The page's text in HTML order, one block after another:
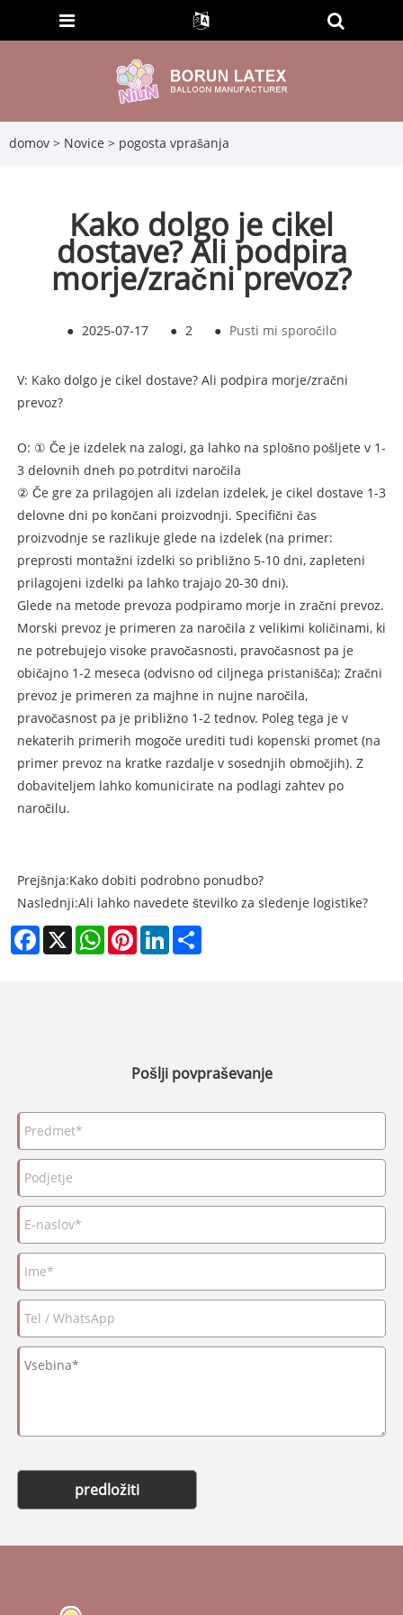
domov > Novice > pogosta vprašanja
Kako dolgo je cikel
dostave? Ali podpira
morje/zračni prevoz?
● 2025-07-17 ● 2 ● Pusti mi sporočilo
V: Kako dolgo je cikel dostave? Ali podpira morje/zračni
prevoz?
O: ① Če je izdelek na zalogi, ga lahko na splošno pošljete v 1-
3 delovnih dneh po potrditvi naročila
② Če gre za prilagojen ali izdelan izdelek, je cikel dostave 1-3
delovne dni po končani proizvodnji. Specifični čas
proizvodnje se razlikuje glede na izdelek (na primer:
preprosti montažni izdelki so približno 5-10 dni, zapleteni
prilagojeni izdelki pa lahko trajajo 20-30 dni).
Glede na metode prevoza podpiramo morje in zračni prevoz.
Morski prevoz je primeren za naročila z velikimi količinami, ki
ne potrebujejo visoke pravočasnosti, pravočasnost pa je
običajno 1-2 meseca (odvisno od ciljnega pristanišča); Zračni
prevoz je primeren za majhne in nujne naročila,
pravočasnost pa je približno 1-2 tednov. Poleg tega je v
nekaterih primerih mogoče urediti tudi kopenski promet (na
primer prevoz na kratke razdalje v sosednjih območjih). Z
dobaviteljem lahko komunicirate na podlagi zahtev po
naročilu.
Prejšnja:Kako dobiti podrobno ponudbo?
Naslednji:Ali lahko navedete številko za sledenje logistike?
Facebook
X WhatsAppPinterestLinkedIn
Pošlji povpraševanje
predložiti